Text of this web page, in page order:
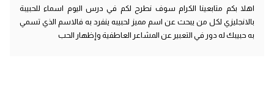
اهلا بكم متابعينا الكرام سوف نطرح لكم في درس اليوم اسماء للحبيبة
بالانجليزي لكل من يبحث عن اسم مميز لحبيبه ينفرد به فالاسم الذي تسمي
به حبيبك له دور في التعبير عن المشاعر العاطفية وإظهار الحب